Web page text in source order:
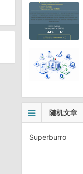
随机文章
Superburro